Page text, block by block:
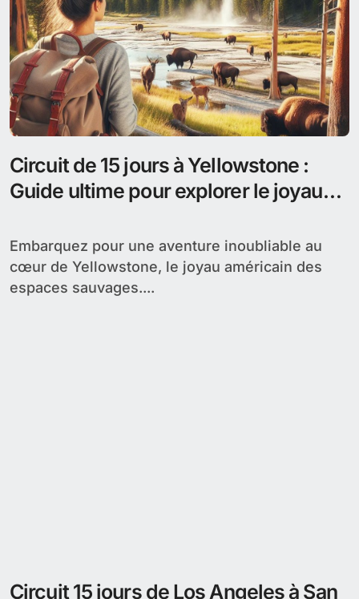
Circuit de 15 jours à Yellowstone :
Guide ultime pour explorer le joyau
Embarquez pour une aventure inoubliable au
cœur de Yellowstone, le joyau américain des
espaces sauvages....
Circuit 15 jours de Los Angeles à San